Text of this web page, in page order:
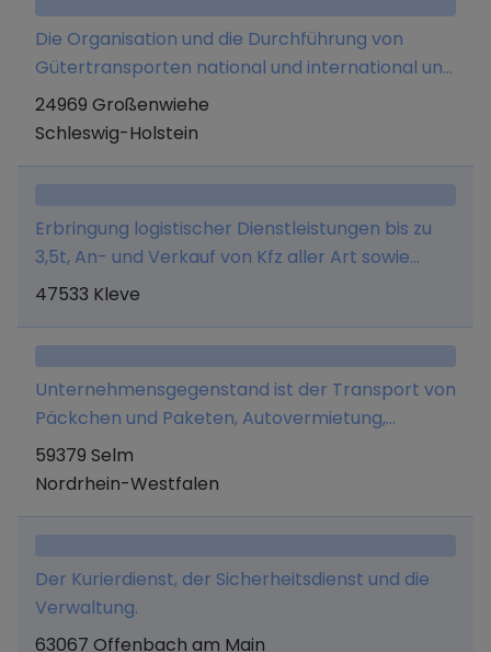
Die Organisation und die Durchführung von
Gütertransporten national und international und
Logistik.
24969 Großenwiehe
Schleswig-Holstein
Erbringung logistischer Dienstleistungen bis zu
3,5t, An- und Verkauf von Kfz aller Art sowie
Import und Export freier Güter und aller damit
Tätigkeiten
47533 Kleve
Unternehmensgegenstand ist der Transport von
Päckchen und Paketen, Autovermietung,
Autoaufbereitung, Aufstellen von
Elektrokleingeräten (steckerfertiges
59379 Selm
Nordrhein-Westfalen
Der Kurierdienst, der Sicherheitsdienst und die
Verwaltung.
63067 Offenbach am Main